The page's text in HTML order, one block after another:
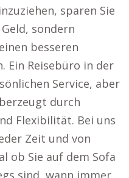
sparen Sie
sondern
besseren
Ein Reisebüro in der
Service, aber
durch
Flexibilität. Bei uns
Zeit und von
ob Sie auf dem Sofa
sind, wann immer